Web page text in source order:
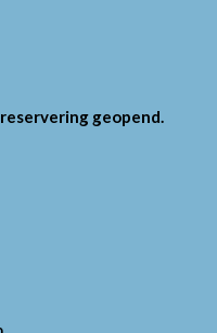
geopend.